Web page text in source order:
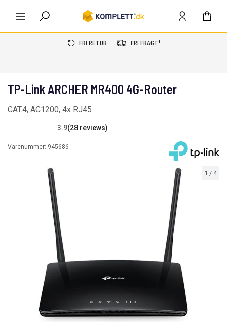
FRI RETUR FRI FRAGT*
1 / 4
TP-Link ARCHER MR400 4G-Router
CAT.4, AC1200, 4x RJ45
3.9(28 reviews)
Varenummer: 945686